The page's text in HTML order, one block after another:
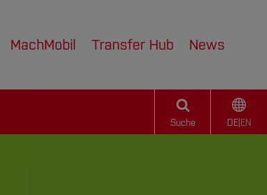
MachMobil Transfer Hub News
Suche DE| EN